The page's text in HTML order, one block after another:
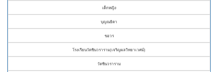
เด็กหญิง
บุญณธิดา
ขอวร
โรงเรียนวัดชินวราราม(เจริญผลวิทยาเวศม์)
วัดชินวราราม